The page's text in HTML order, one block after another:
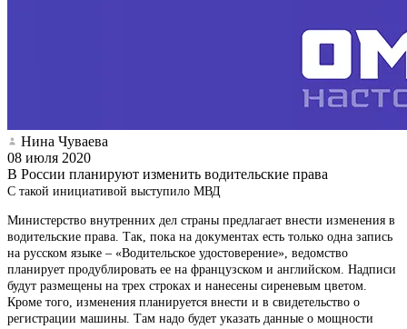
Нина Чуваева
08 июля 2020
В России планируют изменить водительские права
С такой инициативой выступило МВД
Министерство внутренних дел страны предлагает внести изменения в
водительские права. Так, пока на документах есть только одна запись
на русском языке – «Водительское удостоверение», ведомство
планирует продублировать ее на французском и английском. Надписи
будут размещены на трех строках и нанесены сиреневым цветом.
Кроме того, изменения планируется внести и в свидетельство о
регистрации машины. Там надо будет указать данные о мощности